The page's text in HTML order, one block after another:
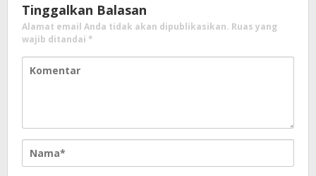
Tinggalkan Balasan
Alamat email Anda tidak akan dipublikasikan. Ruas yang
wajib ditandai *